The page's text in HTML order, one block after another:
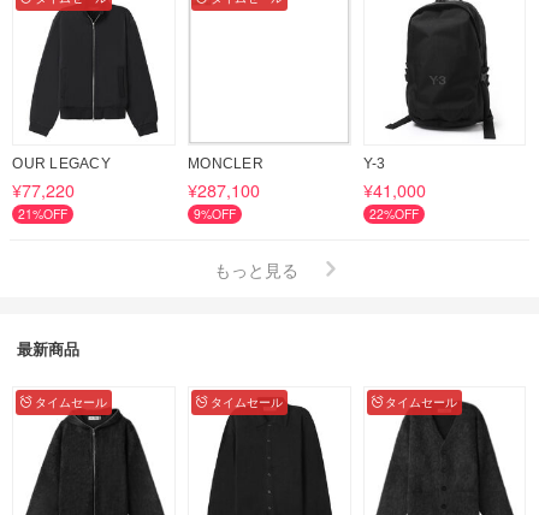
OUR LEGACY
¥77,220
21%OFF
MONCLER
¥287,100
9%OFF
Y-3
¥41,000
22%OFF
もっと見る
最新商品
タイムセール タイムセール タイムセール